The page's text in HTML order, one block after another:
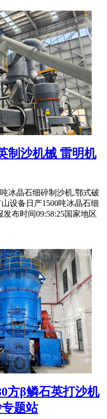
制沙机械 雷明机
冰晶石细碎制沙机,鄂式破
设备日产1500吨冰晶石细
布时间09:58:25国家地区
方β鳞石英打沙机
题站